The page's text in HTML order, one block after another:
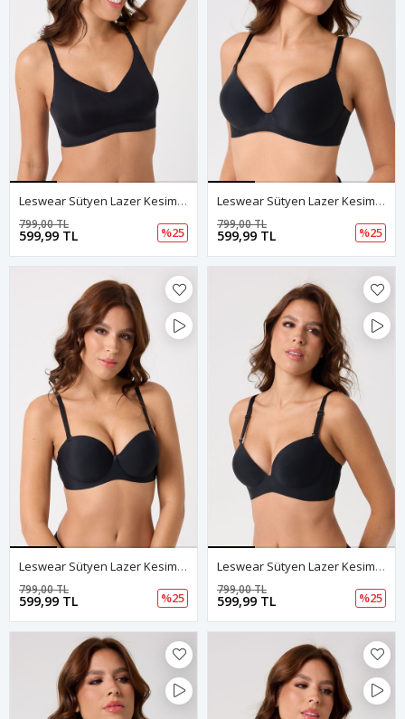
Leswear Sütyen Lazer Kesim Siyah Renk Sütyen – Şıklık Ve Konfor
599,99 TL
799,00 TL
%25
Leswear Sütyen Lazer Kesim Siyah Sütyen - Dolgulu Sütyen - Askısı Çıkarılabilir
599,99 TL
799,00 TL
%25
Leswear Sütyen Lazer Kesim Siyah Sütyen - Dolgulu Sütyen - Askısı Çıkarılabilir
599,99 TL
799,00 TL
%25
Leswear Sütyen Lazer Kesim Siyah Sütyen - Dolgulu Sütyen - Askısı Çıkarılabilir
599,99 TL
799,00 TL
%25